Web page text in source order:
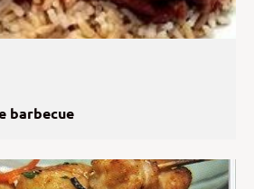
barbecue